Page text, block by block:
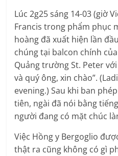
Lúc 2g25 sáng 14-03 (giờ
Francis trong phẩm phục
hoàng đã xuất hiện lần
chúng tại balcon chính
Quảng trường St. Peter
và quý ông, xin chào”.
evening.) Sau khi ban
tiên, ngài đã nói bằng
người đang có mặt chúc
Việc Hồng y Bergoglio
thật ra cũng không có gì